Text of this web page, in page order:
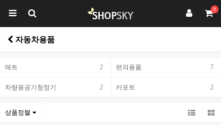
0
자동차용품
매트 2 편의용품 7
차량용공기청정기 2 카포트 2
상품정렬